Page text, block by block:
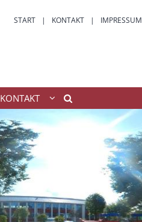
START KONTAKT IMPRESSUM
KONTAKT